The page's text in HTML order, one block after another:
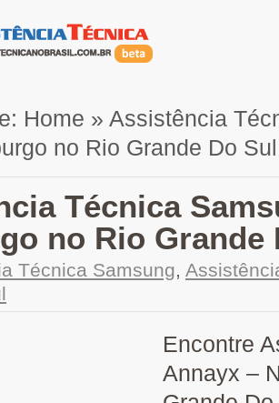
Home » Assistência
no Rio Grande Do Sul
Técnica
no Rio Grande
Técnica Samsung,
Encontre
Annayx –